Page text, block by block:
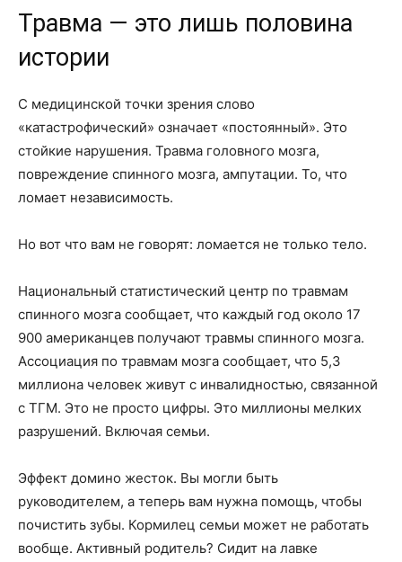
Травма — это лишь половина
истории
С медицинской точки зрения слово
«катастрофический» означает «постоянный». Это
стойкие нарушения. Травма головного мозга,
повреждение спинного мозга, ампутации. То, что
ломает независимость.
Но вот что вам не говорят: ломается не только тело.
Национальный статистический центр по травмам
спинного мозга сообщает, что каждый год около 17
900 американцев получают травмы спинного мозга.
Ассоциация по травмам мозга сообщает, что 5,3
миллиона человек живут с инвалидностью, связанной
с ТГМ. Это не просто цифры. Это миллионы мелких
разрушений. Включая семьи.
Эффект домино жесток. Вы могли быть
руководителем, а теперь вам нужна помощь, чтобы
почистить зубы. Кормилец семьи может не работать
вообще. Активный родитель? Сидит на лавке